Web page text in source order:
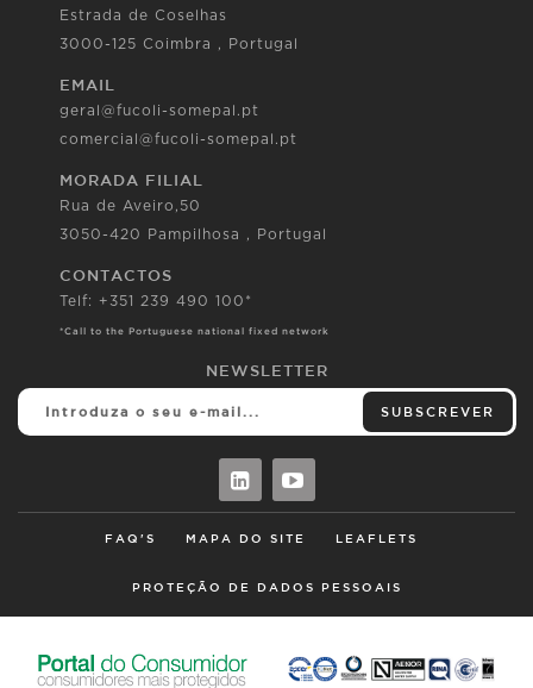
Estrada de Coselhas
3000-125 Coimbra , Portugal
EMAIL
geral@fucoli-somepal.pt
comercial@fucoli-somepal.pt
MORADA FILIAL
Rua de Aveiro,50
3050-420 Pampilhosa , Portugal
CONTACTOS
Telf: +351 239 490 100*
*Call to the Portuguese national fixed network
NEWSLETTER
SUBSCREVER
FAQ'S MAPA DO SITE LEAFLETS
PROTEÇÃO DE DADOS PESSOAIS